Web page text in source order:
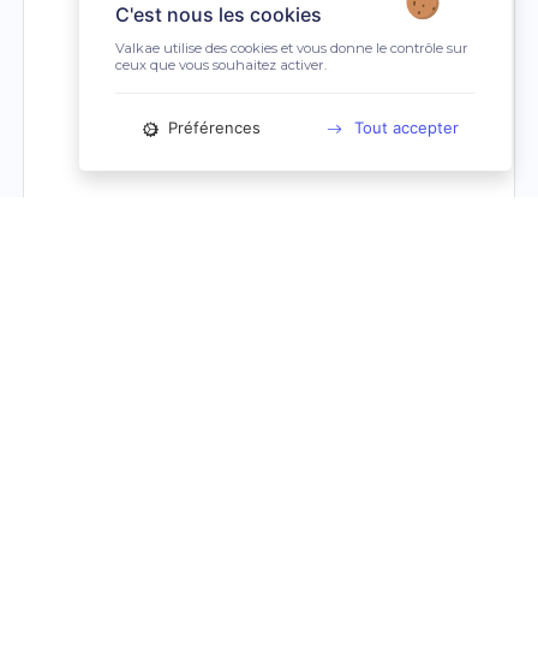
C'est nous les cookies
Valkae utilise des cookies et vous donne le contrôle sur
ceux que vous souhaitez activer.
Préférences Tout accepter